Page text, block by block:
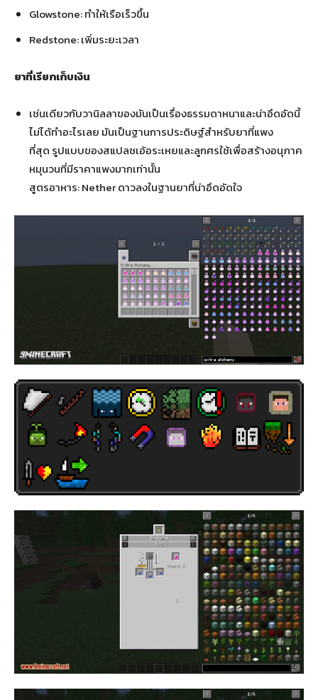
Glowstone: ทำให้เรือเร็วขึ้น
Redstone: เพิ่มระยะเวลา
ยาที่เรียกเก็บเงิน
เช่นเดียวกับวานิลลาของมันเป็นเรื่องธรรมดาหนาและน่าอึดอัดนี้
ไม่ได้ทำอะไรเลย มันเป็นฐานการประดิษฐ์สำหรับยาที่แพง
ที่สุด รูปแบบของสแปลชเอ้อระเหยและลูกศรใช้เพื่อสร้างอนุภาค
หมุนวนที่มีราคาแพงมากเท่านั้น
สูตรอาหาร: Nether ดาวลงในฐานยาที่น่าอึดอัดใจ